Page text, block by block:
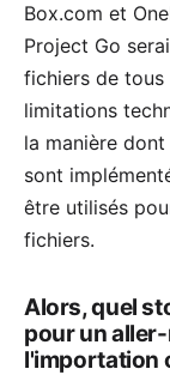
Box.com et
Project Go
fichiers de tous
limitations
la manière
sont
être utilisés
fichiers.
Alors, quel
pour un
l'importation